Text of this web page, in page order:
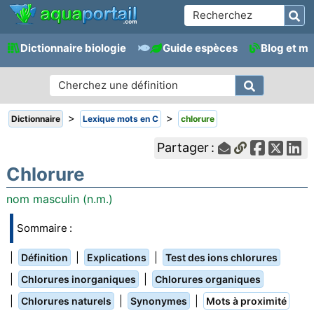
Dictionnaire biologie Guide espèces Blog et
Dictionnaire > Lexique mots en C > chlorure
Partager :
Chlorure
nom masculin (n.m.)
Sommaire :
Définition Explications Test des ions chlorures
Chlorures inorganiques Chlorures organiques
Chlorures naturels Synonymes Mots à proximité